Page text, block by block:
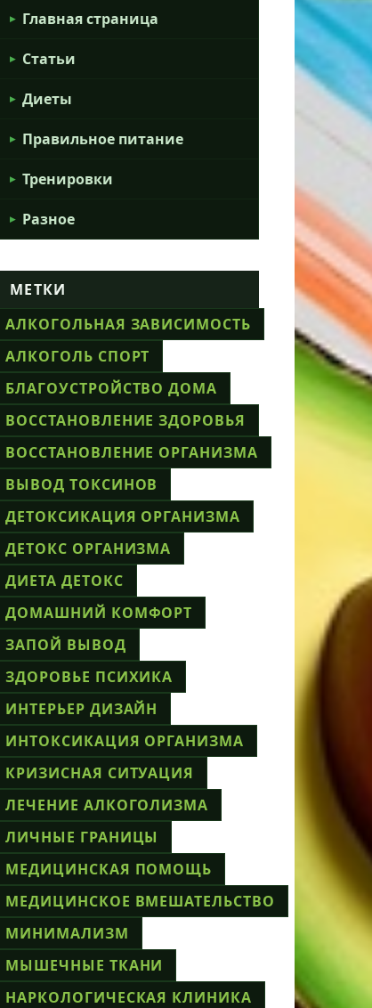
Главная страница
Статьи
Диеты
Правильное питание
Тренировки
Разное
МЕТКИ
АЛКОГОЛЬНАЯ ЗАВИСИМОСТЬ
АЛКОГОЛЬ СПОРТ
БЛАГОУСТРОЙСТВО ДОМА
ВОССТАНОВЛЕНИЕ ЗДОРОВЬЯ
ВОССТАНОВЛЕНИЕ ОРГАНИЗМА
ВЫВОД ТОКСИНОВ
ДЕТОКСИКАЦИЯ ОРГАНИЗМА
ДЕТОКС ОРГАНИЗМА
ДИЕТА ДЕТОКС
ДОМАШНИЙ КОМФОРТ
ЗАПОЙ ВЫВОД
ЗДОРОВЬЕ ПСИХИКА
ИНТЕРЬЕР ДИЗАЙН
ИНТОКСИКАЦИЯ ОРГАНИЗМА
КРИЗИСНАЯ СИТУАЦИЯ
ЛЕЧЕНИЕ АЛКОГОЛИЗМА
ЛИЧНЫЕ ГРАНИЦЫ
МЕДИЦИНСКАЯ ПОМОЩЬ
МЕДИЦИНСКОЕ ВМЕШАТЕЛЬСТВО
МИНИМАЛИЗМ
МЫШЕЧНЫЕ ТКАНИ
НАРКОЛОГИЧЕСКАЯ КЛИНИКА